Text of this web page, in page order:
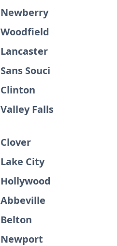
Newberry
Woodfield
Lancaster
Sans Souci
Clinton
Valley Falls
Clover
Lake City
Hollywood
Abbeville
Belton
Newport